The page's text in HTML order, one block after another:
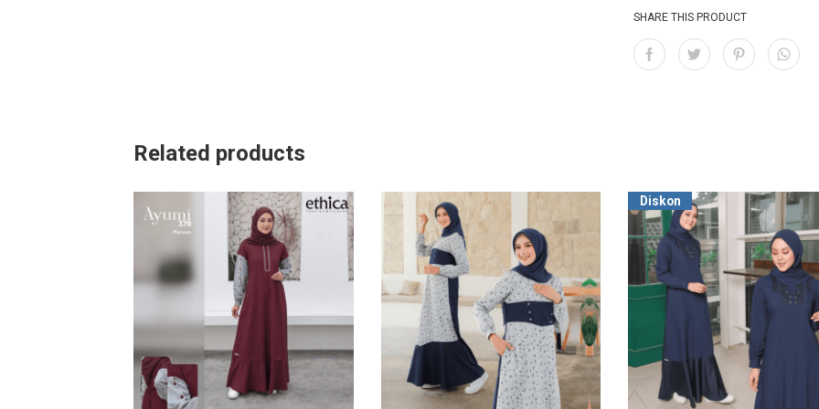
SHARE THIS PRODUCT
Related products
Diskon